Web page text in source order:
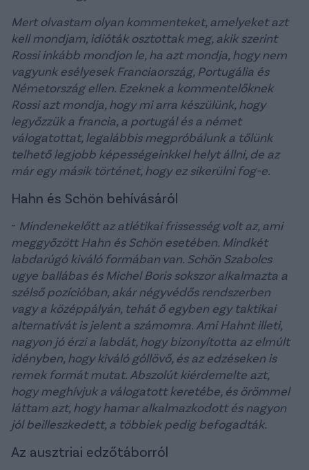
Mert olvastam olyan kommenteket, amelyeket azt
kell mondjam, idióták osztottak meg, akik szerint
Rossi inkább mondjon le, ha azt mondja, hogy nem
vagyunk esélyesek Franciaország, Portugália és
Németország ellen. Ezeknek a kommentelőknek
Rossi azt mondja, hogy mi arra készülünk, hogy
legyőzzük a francia, a portugál és a német
válogatottat, legalábbis megpróbálunk a tőlünk
telhető legjobb képességeinkkel helyt állni, de az
már egy másik történet, hogy ez sikerülni fog-e.
Hahn és Schön behívásáról
- Mindenekelőtt az atlétikai frissesség volt az, ami
meggyőzött Hahn és Schön esetében. Mindkét
labdarúgó kiváló formában van. Schön Szabolcs
ugye ballábas és Michel Boris sokszor alkalmazta a
szélső pozícióban, akár négyvédős rendszerben
vagy a középpályán, tehát ő egyben egy taktikai
alternatívát is jelent a számomra. Ami Hahnt illeti,
nagyon jó érzi a labdát, hogy bizonyította az elmúlt
idényben, hogy kiváló góllövő, és az edzéseken is
remek formát mutat. Abszolút kiérdemelte azt,
hogy meghívjuk a válogatott keretébe, és örömmel
láttam azt, hogy hamar alkalmazkodott és nagyon
jól beilleszkedett, a többiek pedig befogadták.
Az ausztriai edzőtáborról